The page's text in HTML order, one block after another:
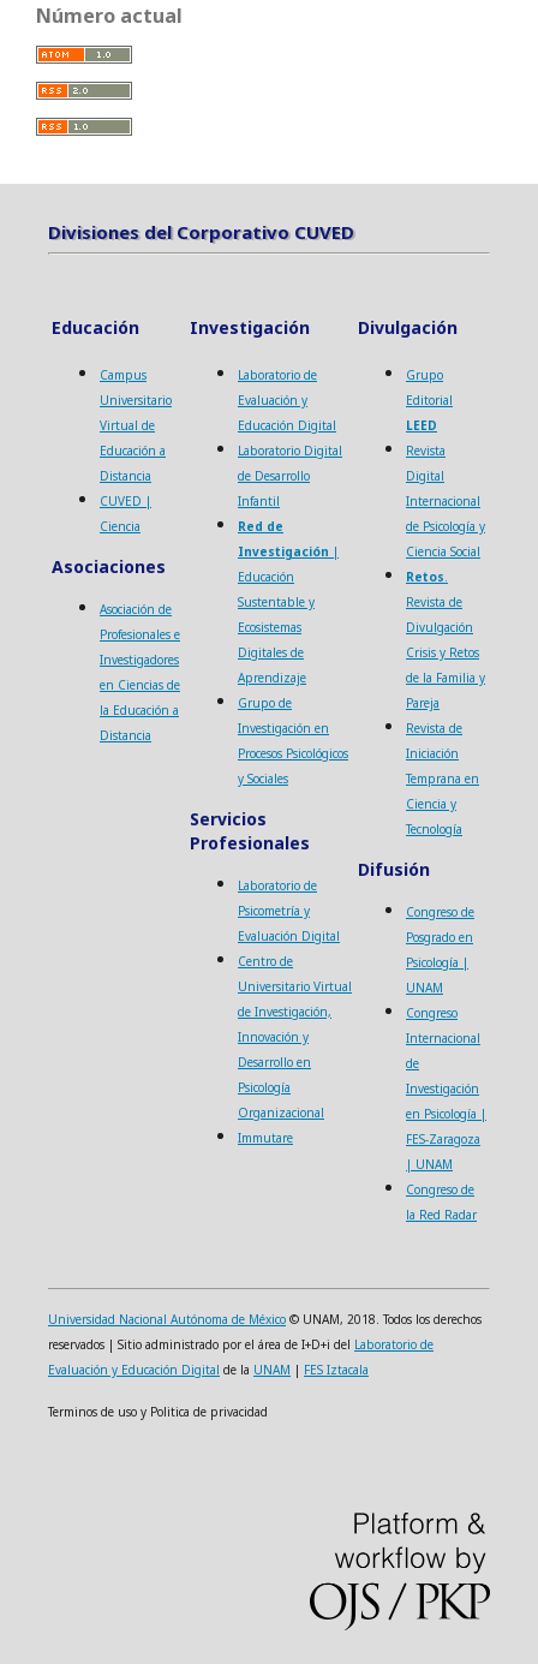
Número actual
Divisiones del Corporativo CUVED
Divisiones del Corporativo CUVED
Educación Investigación Divulgación
Campus
Universitario
Virtual de
Educación a
Distancia
CUVED |
Ciencia
Asociaciones
Asociación de
Profesionales e
Investigadores
en Ciencias de
la Educación a
Distancia
Laboratorio de
Evaluación y
Educación Digital
Laboratorio Digital
de Desarrollo
Infantil
Red de
Investigación |
Educación
Sustentable y
Ecosistemas
Digitales de
Aprendizaje
Grupo de
Investigación en
Procesos Psicológicos
y Sociales
Servicios
Profesionales
Laboratorio de
Psicometría y
Evaluación Digital
Centro de
Universitario Virtual
de Investigación,
Innovación y
Desarrollo en
Psicología
Organizacional
Immutare
Grupo
Editorial
LEED
Revista
Digital
Internacional
de Psicología y
Ciencia Social
Retos.
Revista de
Divulgación
Crisis y Retos
de la Familia y
Pareja
Revista de
Iniciación
Temprana en
Ciencia y
Tecnología
Difusión
Congreso de
Posgrado en
Psicología |
UNAM
Congreso
Internacional
de
Investigación
en Psicología |
FES-Zaragoza
| UNAM
Congreso de
la Red Radar
Universidad Nacional Autónoma de México © UNAM, 2018. Todos los derechos
reservados | Sitio administrado por el área de I+D+i del Laboratorio de
Evaluación y Educación Digital de la UNAM | FES Iztacala
Terminos de uso y Politica de privacidad